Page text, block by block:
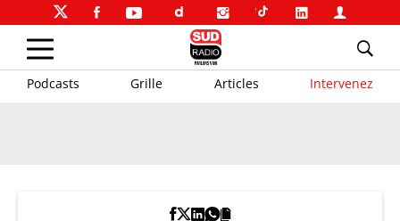
Podcasts Grille Articles Intervenez